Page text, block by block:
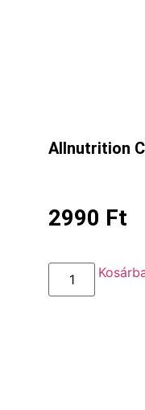
Allnutrition
2990 Ft